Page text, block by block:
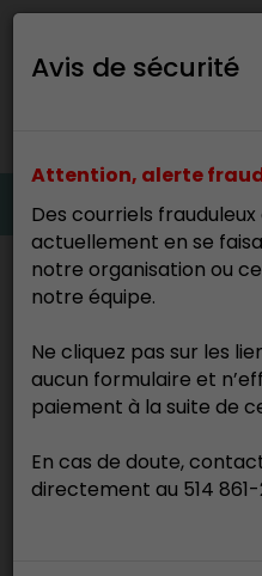
Avis de sécurité
Attention, alerte
Des courriels
actuellement en se
notre organisation ou
notre équipe.
Ne cliquez pas sur les
aucun formulaire et
paiement à la suite de
En cas de doute,
directement au 514
Accueil>
Cette page n’existe pas.